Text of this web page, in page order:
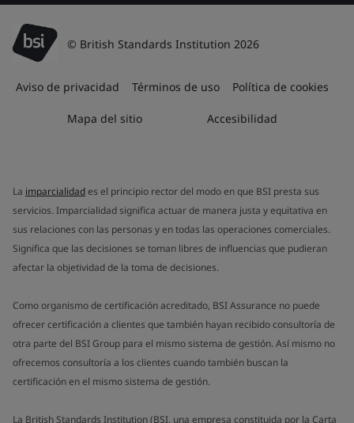
© British Standards Institution 2026
Aviso de privacidad Términos de uso Política de cookies
Mapa del sitio Accesibilidad
La imparcialidades el principio rector del modo en que BSI presta sus
servicios. Imparcialidad significa actuar de manera justa y equitativa en
sus relaciones con las personas y en todas las operaciones comerciales.
Significa que las decisiones se toman libres de influencias que pudieran
afectar la objetividad de la toma de decisiones.
Como organismo de certificación acreditado, BSI Assurance no puede
ofrecer certificación a clientes que también hayan recibido consultoría de
otra parte del BSI Group para el mismo sistema de gestión. Así mismo no
ofrecemos consultoría a los clientes cuando también buscan la
certificación en el mismo sistema de gestión.
La British Standards Institution (BSI, una empresa constituida por la Carta